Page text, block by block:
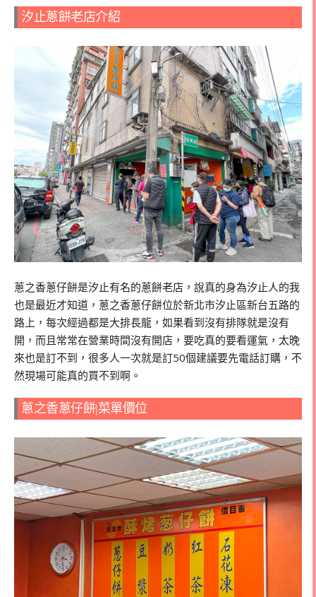
汐止蔥餅老店介紹
蔥之香蔥仔餅是汐止有名的蔥餅老店，說真的身為汐止人的我
也是最近才知道，蔥之香蔥仔餅位於新北市汐止區新台五路的
路上，每次經過都是大排長龍，如果看到沒有排隊就是沒有
開，而且常常在營業時間沒有開店，要吃真的要看運氣，太晚
來也是訂不到，很多人一次就是訂50個建議要先電話訂購，不
然現場可能真的買不到啊。
蔥之香蔥仔餅|菜單價位